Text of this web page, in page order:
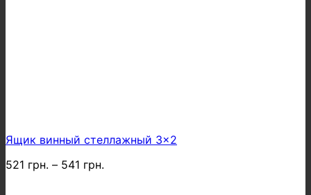
Ящик винный стеллажный 3×2
521 грн. – 541 грн.